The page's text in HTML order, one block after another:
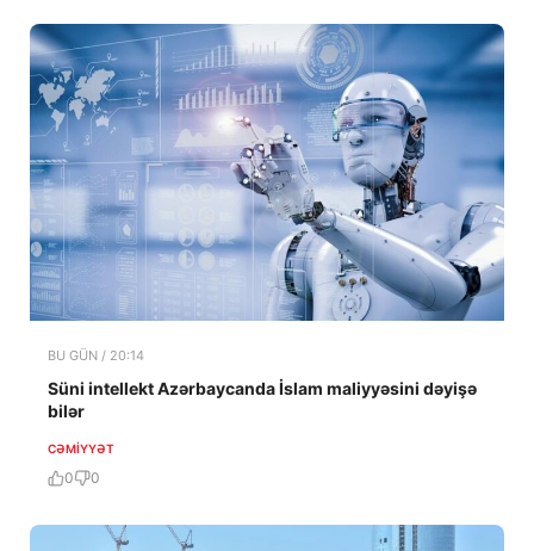
BU GÜN / 20:14
Süni intellekt Azərbaycanda İslam maliyyəsini dəyişə
bilər
CƏMIYYƏT
0 0